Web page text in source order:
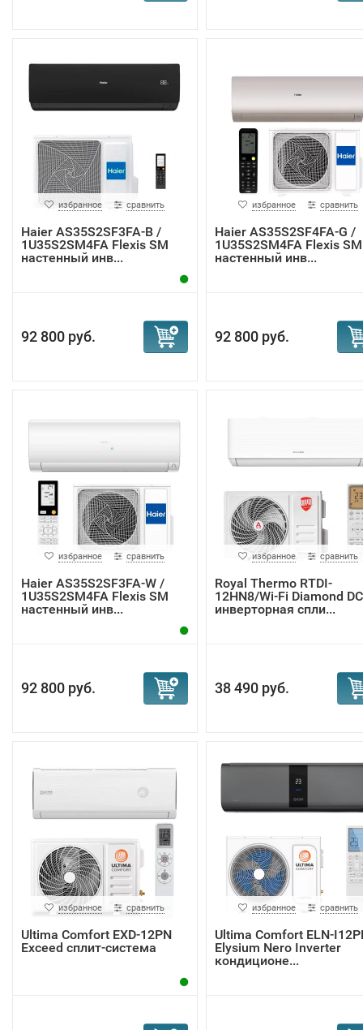
избранное сравнить
Haier AS35S2SF3FA-B /
1U35S2SM4FA Flexis SM
настенный инв...
92 800 руб.
избранное сравнить
Haier AS35S2SF4FA-G /
1U35S2SM4FA Flexis SM
настенный инв...
92 800 руб.
избранное сравнить
Haier AS35S2SF3FA-W /
1U35S2SM4FA Flexis SM
настенный инв...
92 800 руб.
избранное сравнить
Royal Thermo RTDI-
12HN8/Wi-Fi Diamond DC
инверторная спли...
38 490 руб.
избранное сравнить
Ultima Comfort EXD-12PN
Exceed сплит-система
избранное сравнить
Ultima Comfort ELN-
Elysium Nero Inverter
кондиционе...